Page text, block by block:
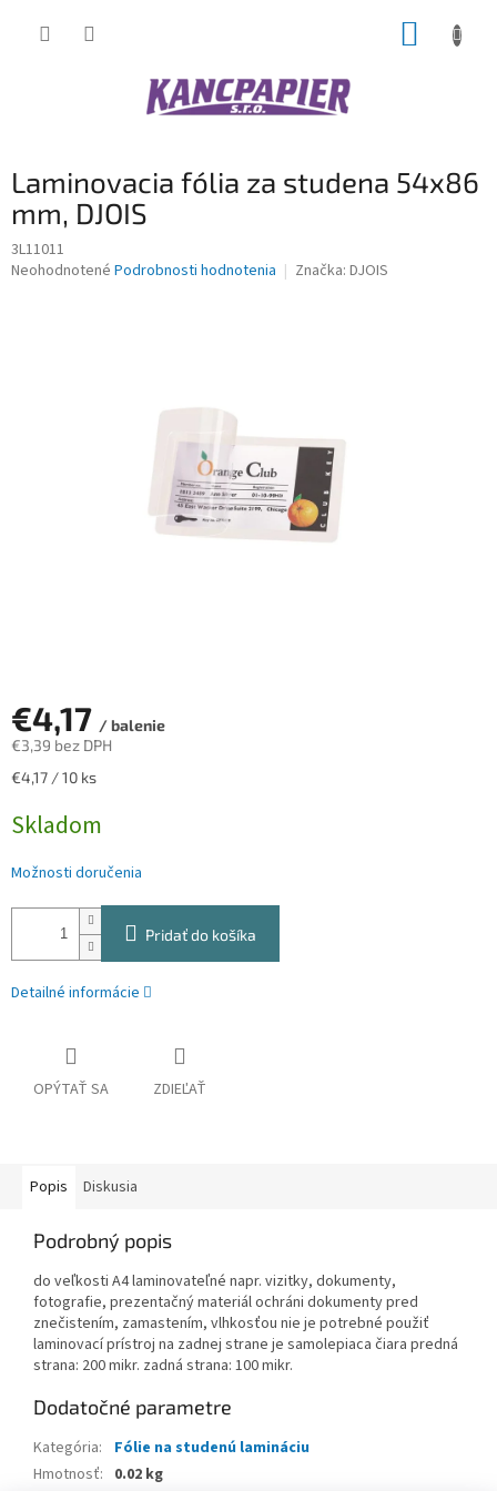
Laminovacia fólia za studena 54x86
mm, DJOIS
3L11011
Priemerné
Neohodnotené Podrobnosti hodnotenia Značka: DJOIS
€4,17 / balenie
€3,39 bez DPH
Jednotková
€4,17 / 10 ks
Skladom
Možnosti doručenia
Pridať do košíka
Detailné informácie
OPÝTAŤ SA ZDIEĽAŤ
Popis Diskusia
Podrobný popis
do veľkosti A4 laminovateľné napr. vizitky, dokumenty,
fotografie, prezentačný materiál ochráni dokumenty pred
znečistením, zamastením, vlhkosťou nie je potrebné použiť
laminovací prístroj na zadnej strane je samolepiaca čiara predná
strana: 200 mikr. zadná strana: 100 mikr.
Dodatočné parametre
Kategória:
Fólie na studenú lamináciu
Hmotnosť: 0.02 kg